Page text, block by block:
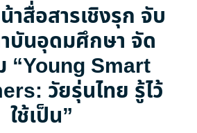
าสื่อสารเชิงรุก จับ
บันอุดมศึกษา จัด
“Young Smart
วัยรุ่นไทย รู้ไว้
ใช้เป็น”